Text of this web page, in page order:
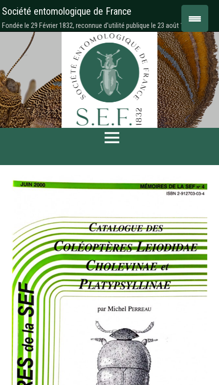
Société entomologique de France
Fondée le 29 Février 1832, reconnue d'utilité publique le 23 août 1878